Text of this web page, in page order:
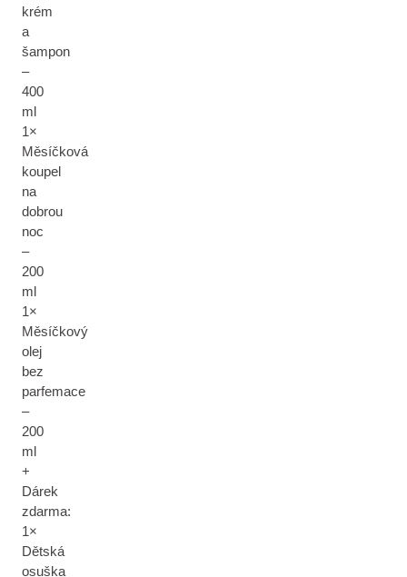
krém
a
šampon
–
400
ml
1×
Měsíčková
koupel
na
dobrou
noc
–
200
ml
1×
Měsíčkový
olej
bez
parfemace
–
200
ml
+
Dárek
zdarma:
1×
Dětská
osuška